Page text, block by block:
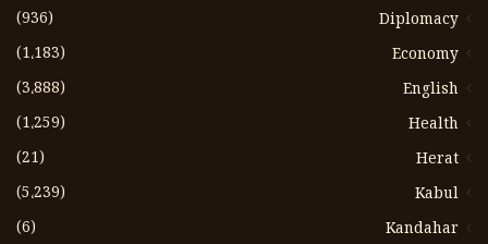
Diplomacy
(936)
Economy
(1،183)
English
(3،888)
Health
(1،259)
Herat
(21)
Kabul
(5،239)
Kandahar
(6)